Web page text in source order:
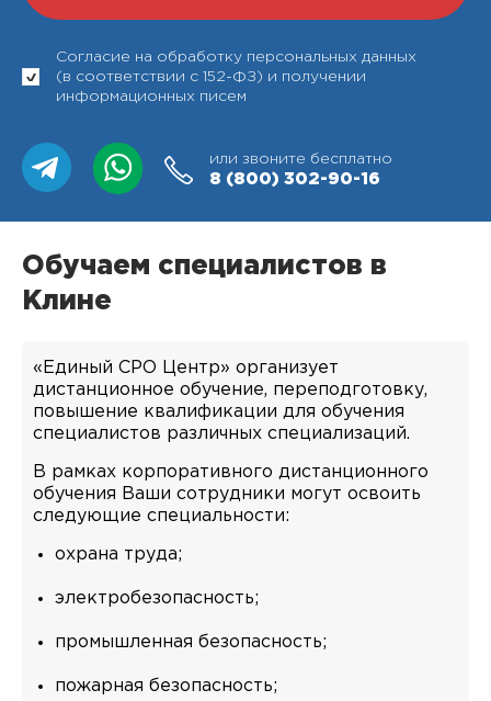
Согласие на обработку персональных данных
(в соответствии с 152-ФЗ) и получении
информационных писем
или звоните бесплатно
8 (800) 302-90-16
Обучаем специалистов в
Клине
«Единый СРО Центр» организует
дистанционное обучение, переподготовку,
повышение квалификации для обучения
специалистов различных специализаций.
В рамках корпоративного дистанционного
обучения Ваши сотрудники могут освоить
следующие специальности:
охрана труда;
электробезопасность;
промышленная безопасность;
пожарная безопасность;